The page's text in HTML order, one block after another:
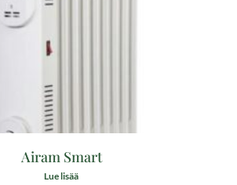
Airam Smart
Lue lisää